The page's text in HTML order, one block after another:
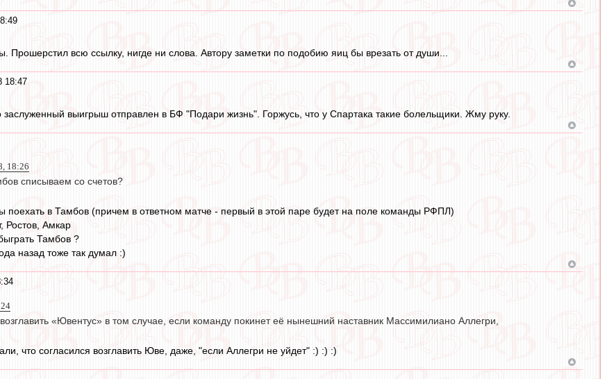
Прошерстил всю ссылку, нигде ни слова. Автору заметки по подобию яиц бы врезать от души...
18:47
выигрыш отправлен в БФ "Подари жизнь". Горжусь, что у Спартака такие болельщики. Жму руку.
18:26
списываем со счетов?
поехать в Тамбов (причем в ответном матче - первый в этой паре будет на поле команды РФПЛ)
Ростов, Амкар
Тамбов ?
назад тоже так думал :)
«Ювентус» в том случае, если команду покинет её нынешний наставник Массимилиано Аллегри,
что согласился возглавить Юве, даже, "если Аллегри не уйдет" :) :) :)